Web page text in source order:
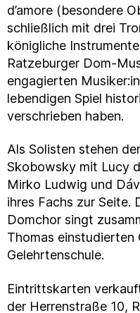
d’amore (besondere
schließlich mit drei
königliche
Ratzeburger Dom-
engagierten
lebendigen Spiel
verschrieben haben.
Als Solisten stehen
Skobowsky mit Lucy
Mirko Ludwig und
ihres Fachs zur Seite.
Domchor singt
Thomas einstudierten
Gelehrtenschule.
Eintrittskarten
der Herrenstraße 10,